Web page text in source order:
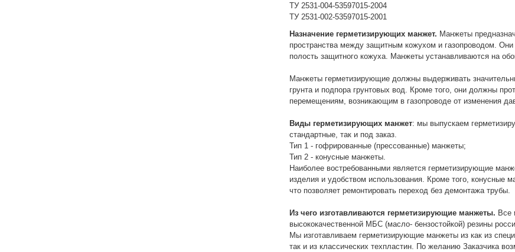
ТУ 2531-004-53597015-2004
ТУ 2531-002-53597015-2001
Назначение герметизирующих манжет. Манжеты
пространства между защитным кожухом и газопроводом. Они
полость защитного кожуха. Манжеты устанавливаются на
Манжеты герметизирующие должны выдерживать
грунта и подпора грунтовых вод. Кроме того, они должны
перемещениям, возникающим в газопроводе от изменения
Виды герметизирующих манжет: мы выпускаем
стандартные, так и под заказ.
Тип 1 - гофрированные (прессованные) манжеты;
Тип 2 - конусные манжеты.
Наиболее востребованными является герметизирующие
изделия и удобством использования. Кроме того, конусные
что позволяет ремонтировать переход без демонтажа трубы.
Из чего изготавливаются герметизирующие манжеты. Все
высококачественной МБС (масло- бензостойкой) резины
Мы изготавливаем герметизирующие манжеты из как из
так и из классических техпластин. По желанию Заказчика